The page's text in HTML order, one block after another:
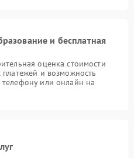
и бесплатная
оценка стоимости
платежей и возможность
телефону или онлайн на